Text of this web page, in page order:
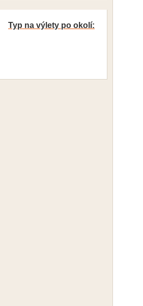
Typ na výlety po okolí: